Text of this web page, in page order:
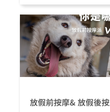
放假前按摩& 放假後